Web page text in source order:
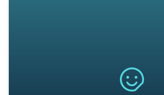
entscheidend. Während die
Rechnungen lediglich eine
benötigen, erfordern